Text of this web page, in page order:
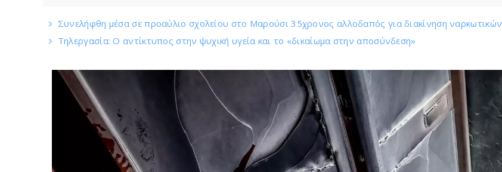
Συνελήφθη μέσα σε προαύλιο σχολείου στο Μαρούσι 35χρονος αλλοδαπός για διακίνηση ναρκωτικών
Τηλεργασία: Ο αντίκτυπος στην ψυχική υγεία και το «δικαίωμα στην αποσύνδεση»